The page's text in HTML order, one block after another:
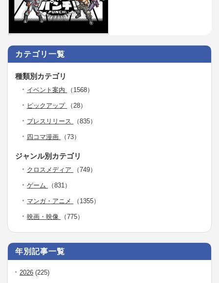
カテゴリ一覧
種類別カテゴリ
イベント案内 （1568）
ピックアップ （28）
プレスリリース （835）
四コマ漫画 （73）
ジャンル別カテゴリ
クロスメディア （749）
ゲーム （831）
マンガ・アニメ （1355）
映画・映像 （775）
年別記事一覧
2026 (225)